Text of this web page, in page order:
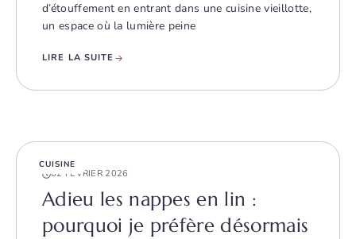
d’étouffement en entrant dans une cuisine vieillotte,
un espace où la lumière peine
LIRE LA SUITE
CUISINE
02 FÉVRIER 2026
Adieu les nappes en lin :
pourquoi je préfère désormais